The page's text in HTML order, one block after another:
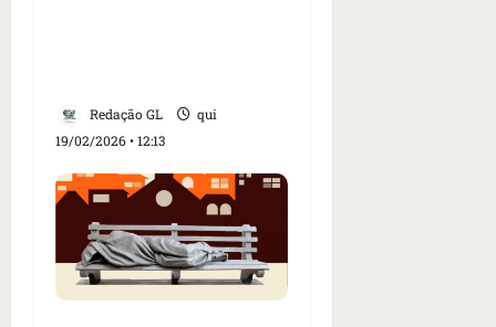
Redação GL
qui
19/02/2026 • 12:13